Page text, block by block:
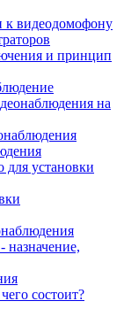
видеодомофону
и принцип
на
для установки
состоит?